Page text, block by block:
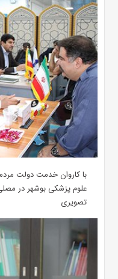
با کاروان خدمت دولت
علوم پزشکی بوشهر در
تصویری